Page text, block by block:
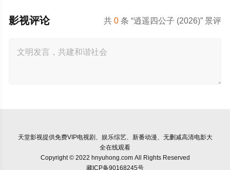
共0 条 “逍遥四公子 (2026)” 景评
影视评论
天堂影视提供免费VIP电视剧、娱乐综艺、新番动漫、无删减高清电影大
全在线观看
Copyright © 2022 hnyuhong.com All Rights Reserved
藏ICP备90168245号